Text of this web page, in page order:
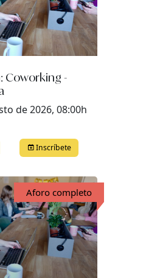
del 2026 a las 12:00
del 2026 a las 12:00
del 2026 a las 12:00
del 2026 a las 12:00
del 2026 a las 12:00
Coworking -
de 2026, 08:00h
Inscríbete
Aforo completo